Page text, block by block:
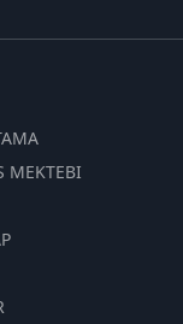
MEKTEBI